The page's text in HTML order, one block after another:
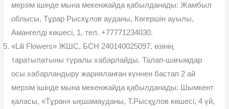
мерзім ішінде мына мекенжайда қабылданады: Жамбыл
облысы, Тұрар Рыскұлов ауданы, Көгершін ауылы,
Амангелді көшесі, 1, тел. +77771234030.
«Lili Flowers» ЖШС, БСН 240140025097, өзінің
таратылатыны туралы хабарлайды. Талап-шағымдар
осы хабарландыру жарияланған күннен бастап 2 ай
мерзім ішінде мына мекенжайда қабылданады: Шымкент
қаласы, «Тұран» ықшамауданы, Т.Рысқұлов көшесі, 4 үй,